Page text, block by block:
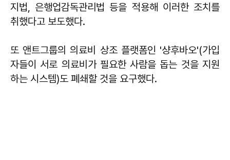
지법, 은행업감독관리법 등을 적용해 이러한 조치를
취했다고 보도했다.
또 앤트그룹의 의료비 상조 플랫폼인 '샹후바오'(가입
자들이 서로 의료비가 필요한 사람을 돕는 것을 지원
하는 시스템)도 폐쇄할 것을 요구했다.